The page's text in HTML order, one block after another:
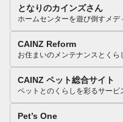
となりのカインズさん
ホームセンターを遊び倒すメデ
CAINZ Reform
お住まいのメンテナンスとくら
CAINZ ペット総合サイト
ペットとのくらしを彩るサービ
Pet’s One